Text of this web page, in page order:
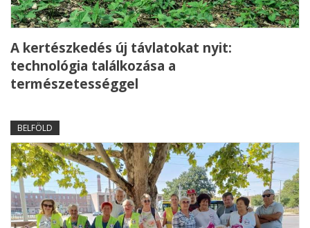
A kertészkedés új távlatokat nyit:
technológia találkozása a
természetességgel
BELFÖLD